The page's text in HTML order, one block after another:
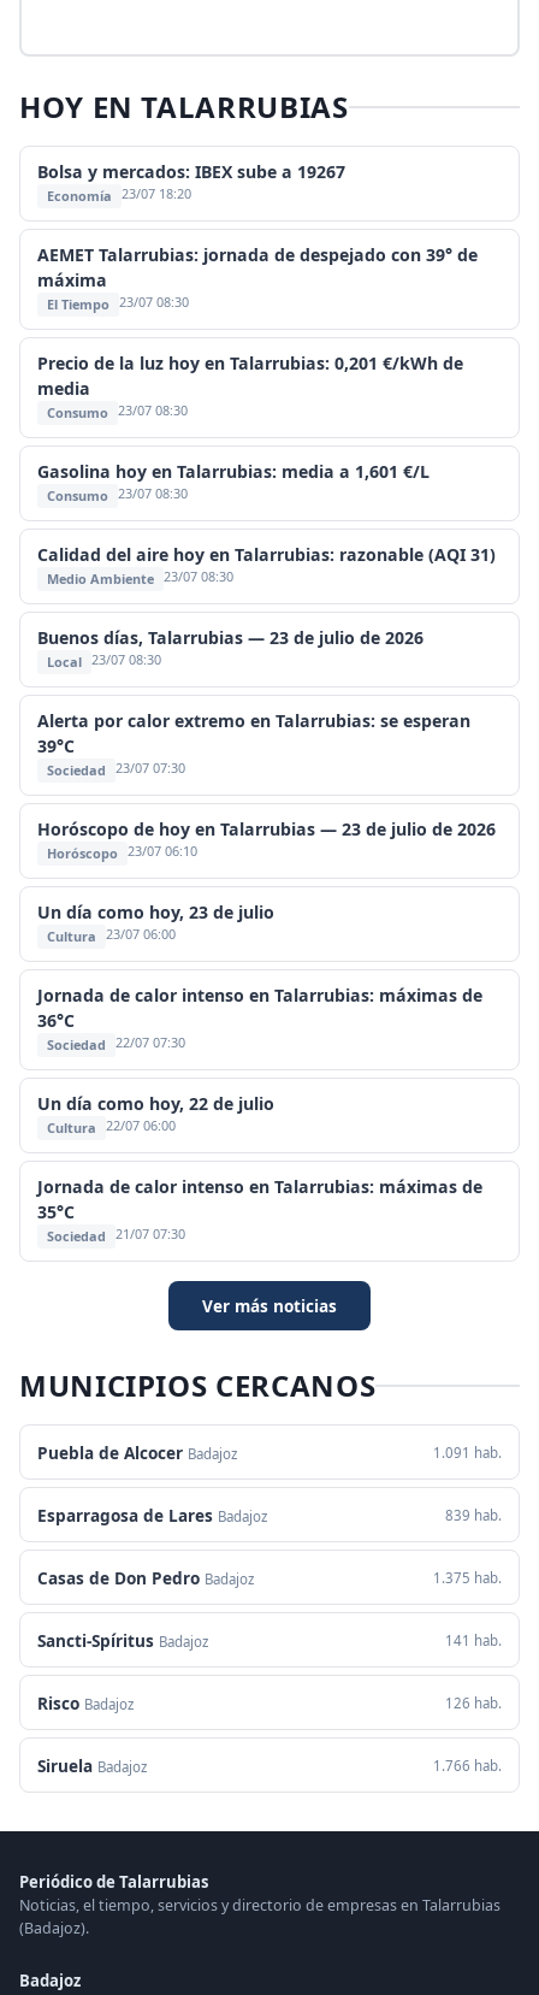
HOY EN TALARRUBIAS
Bolsa y mercados: IBEX sube a 19267
Economía 23/07 18:20
AEMET Talarrubias: jornada de despejado con 39° de
máxima
El Tiempo 23/07 08:30
Precio de la luz hoy en Talarrubias: 0,201 €/kWh de
media
Consumo 23/07 08:30
Gasolina hoy en Talarrubias: media a 1,601 €/L
Consumo 23/07 08:30
Calidad del aire hoy en Talarrubias: razonable (AQI 31)
Medio Ambiente 23/07 08:30
Buenos días, Talarrubias — 23 de julio de 2026
Local 23/07 08:30
Alerta por calor extremo en Talarrubias: se esperan
39°C
Sociedad 23/07 07:30
Horóscopo de hoy en Talarrubias — 23 de julio de 2026
Horóscopo 23/07 06:10
Un día como hoy, 23 de julio
Cultura 23/07 06:00
Jornada de calor intenso en Talarrubias: máximas de
36°C
Sociedad 22/07 07:30
Un día como hoy, 22 de julio
Cultura 22/07 06:00
Jornada de calor intenso en Talarrubias: máximas de
35°C
Sociedad 21/07 07:30
Ver más noticias
MUNICIPIOS CERCANOS
Puebla de Alcocer Badajoz 1.091 hab.
Esparragosa de Lares Badajoz 839 hab.
Casas de Don Pedro Badajoz 1.375 hab.
Sancti-Spíritus Badajoz 141 hab.
Risco Badajoz 126 hab.
Siruela Badajoz 1.766 hab.
Periódico de Talarrubias
Noticias, el tiempo, servicios y directorio de empresas en Talarrubias
(Badajoz).
Badajoz